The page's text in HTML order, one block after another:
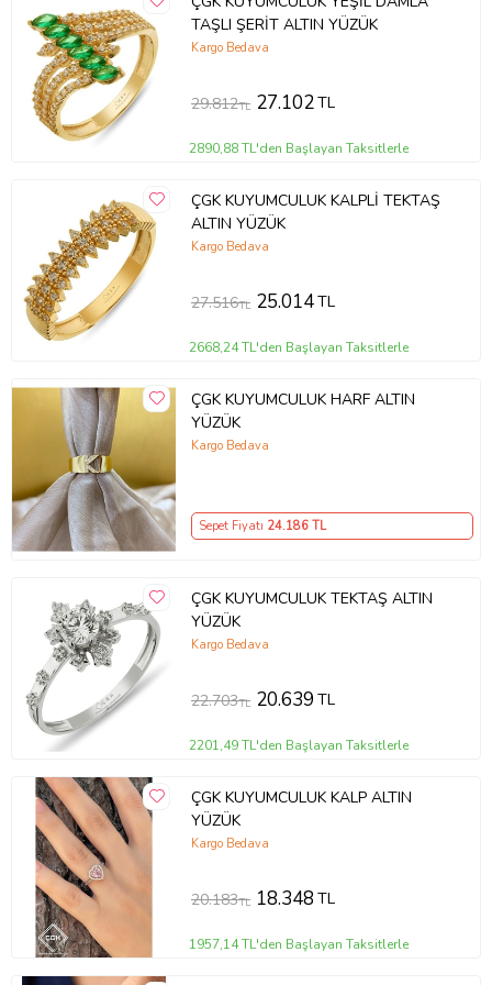
Ürün Kodu:kcm43356155 TAŞLI ŞERİT ALTIN YÜZÜK
Kargo Bedava
29.812TL 27.102TL
2890,88 TL'den Başlayan Taksitlerle
ÇGK KUYUMCULUK KALPLİ TEKTAŞ
ALTIN YÜZÜK
Kargo Bedava
27.516TL 25.014TL
2668,24 TL'den Başlayan Taksitlerle
ÇGK KUYUMCULUK HARF ALTIN
YÜZÜK
Kargo Bedava
Sepet Fiyatı 24.186TL
ÇGK KUYUMCULUK TEKTAŞ ALTIN
YÜZÜK
Kargo Bedava
22.703TL 20.639TL
2201,49 TL'den Başlayan Taksitlerle
ÇGK KUYUMCULUK KALP ALTIN
YÜZÜK
Kargo Bedava
20.183TL 18.348TL
1957,14 TL'den Başlayan Taksitlerle